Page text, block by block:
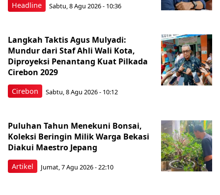
Headline Sabtu, 8 Agu 2026 - 10:36
Cirebon
Langkah Taktis Agus Mulyadi:
Mundur dari Staf Ahli Wali Kota,
Diproyeksi Penantang Kuat Pilkada
Cirebon 2029
Sabtu, 8 Agu 2026 - 10:12
Artikel
Puluhan Tahun Menekuni Bonsai,
Koleksi Beringin Milik Warga Bekasi
Diakui Maestro Jepang
Jumat, 7 Agu 2026 - 22:10